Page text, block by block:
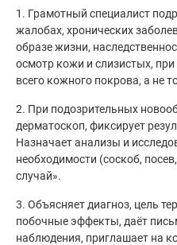
1. Грамотный специалист
жалобах, хронических
образе жизни,
осмотр кожи и слизистых,
всего кожного покрова, а не
2. При подозрительных
дерматоскоп, фиксирует
Назначает анализы и
необходимости (соскоб,
случай».
3. Объясняет диагноз, цель
побочные эффекты, даёт
наблюдения, приглашает на